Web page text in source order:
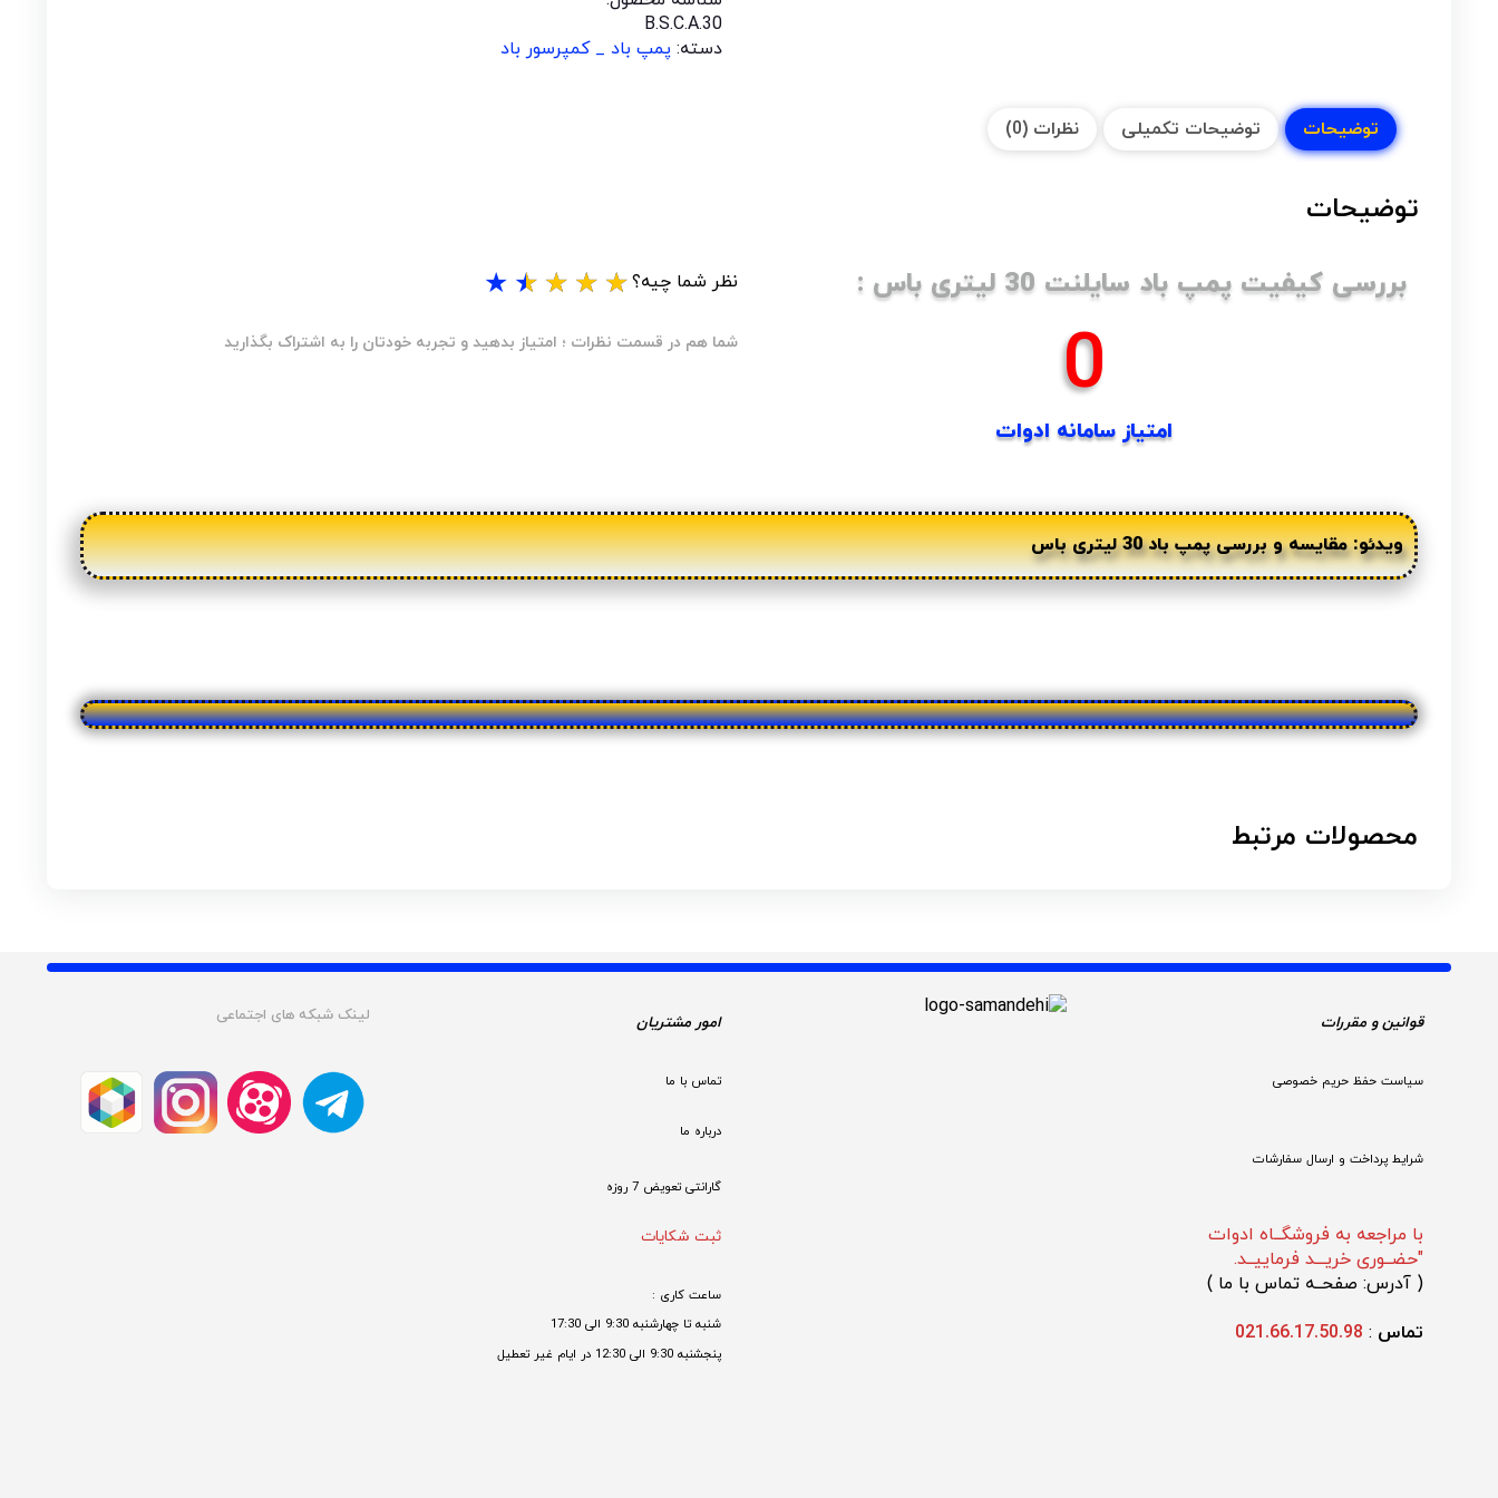
B.S.C.A.30
دسته: پمپ باد _ کمپرسور باد
توضیحات توضیحات تکمیلی نظرات (0)
توضیحات
بررسی کیفیت پمپ باد سایلنت 30 لیتری باس :
امتیاز سامانه ادوات
0
نظر شما چیه؟★
★
★
★
★
شما هم در قسمت نظرات ؛ امتیاز بدهید و تجربه خودتان را به اشتراک بگذارید
ویدئو: مقایسه و بررسی پمپ باد 30 لیتری باس
محصولات مرتبط
قوانین و مقررات
سیاست حفظ حریم خصوصی
شرایط پرداخت و ارسال سفارشات
با مراجعه به فروشگــاه ادوات
"حضــوری خریـــد فرماییــد.
( آدرس: صفحــه تماس با ما )
تماس :
021.66.17.50.98
امور مشتریان
تماس با ما
درباره ما
گارانتی تعویض 7 روزه
ثبت شکایات
ساعت کاری :
شنبه تا چهارشنبه 9:30 الی 17:30
پنجشنبه 9:30 الی 12:30 در ایام غیر تعطیل
لینک شبکه های اجتماعی